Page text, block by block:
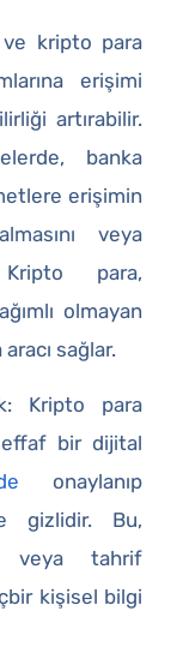
kripto para
erişimi
artırabilir.
banka
erişimin
veya
Kripto para,
olmayan
sağlar.
Kripto para
bir dijital
onaylanıp
gizlidir. Bu,
veya tahrif
kişisel bilgi